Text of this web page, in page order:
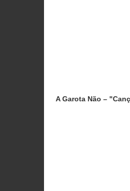
A Garota Não –